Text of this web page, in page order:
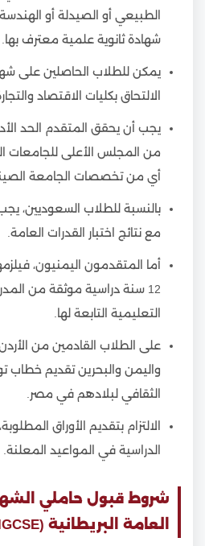
الطبيعي أو الصيدلة أو
شهادة ثانوية علمية معترف بها.
يمكن للطلاب الحاصلين على
الالتحاق بكليات الاقتصاد
يجب أن يحقق المتقدم الحد
من المجلس الأعلى للجامعات
أي من تخصصات الجامعة
بالنسبة للطلاب السعوديين،
مع نتائج اختبار القدرات العامة.
أما المتقدمون اليمنيون،
12 سنة دراسية موثقة من
التعليمية التابعة لها.
على الطلاب القادمين من
واليمن والبحرين تقديم خطاب
الثقافي لبلادهم في مصر.
الالتزام بتقديم الأوراق
الدراسية في المواعيد المعلنة.
شروط قبول حاملي
العامة البريطانية (IGCSE)